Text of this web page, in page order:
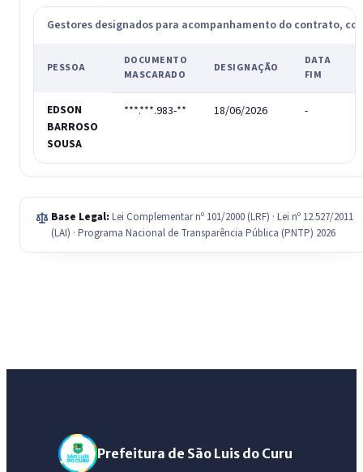
Gestores designados para acompanhamento do contrato,
PESSOA
DOCUMENTO
MASCARADO
DESIGNAÇÃO
DATA
FIM
EDSON
BARROSO
SOUSA
***.***.983-** 18/06/2026 -
Base Legal: Lei Complementar nº 101/2000 (LRF) · Lei nº 12.527/2011
(LAI) · Programa Nacional de Transparência Pública (PNTP) 2026
Prefeitura de São Luis do Curu